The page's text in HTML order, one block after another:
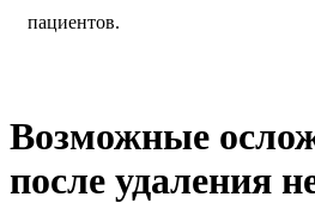
пациентов.
Возможные
после удаления